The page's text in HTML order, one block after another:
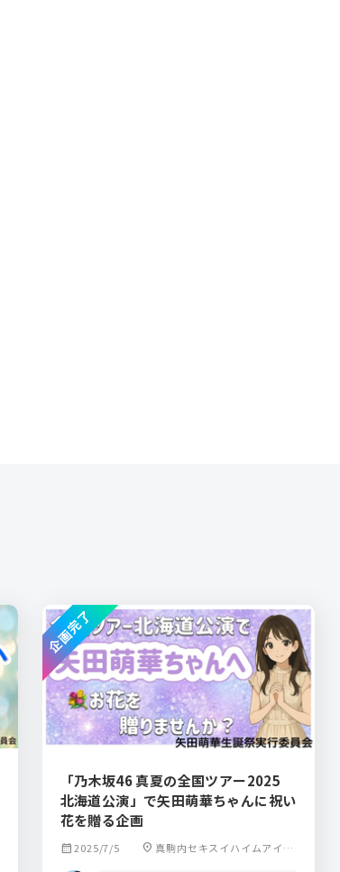
「乃木坂46 真夏の全国ツアー2025
北海道公演」で矢田萌華ちゃんに祝い
花を贈る企画
calendar_month2025/7/5 location_on 真駒内セキスイハイムアイス
企画完了